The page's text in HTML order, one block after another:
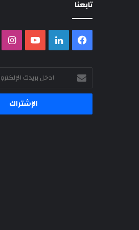
تابعنا
فيسبوك لينكدإن ‫YouTube
ادخل
بريدك
الإلكتروني